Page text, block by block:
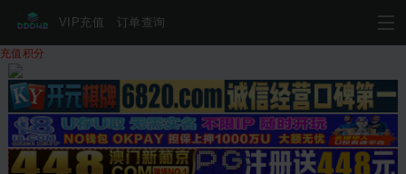
VIP充值 订单查询
充值积分